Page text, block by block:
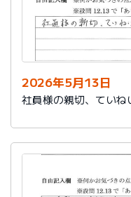
2026年5月13日
社員様の親切、ていね